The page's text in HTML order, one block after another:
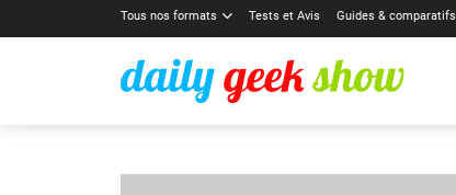
Tous nos formats Tests et Avis Guides & comparatifs